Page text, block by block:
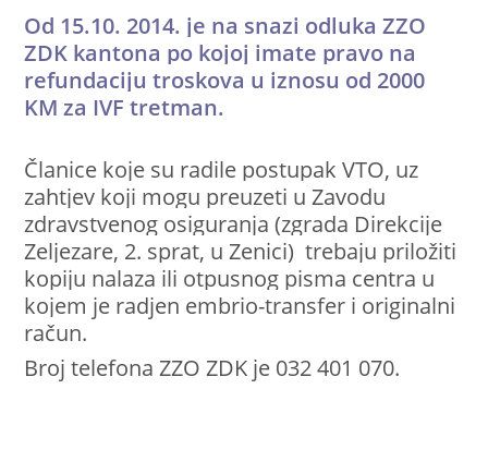
Od 15.10. 2014. je na snazi odluka ZZO
ZDK kantona po kojoj imate pravo na
refundaciju troskova u iznosu od 2000
KM za IVF tretman.
Članice koje su radile postupak VTO, uz
zahtjev koji mogu preuzeti u Zavodu
zdravstvenog osiguranja (zgrada Direkcije
Zeljezare, 2. sprat, u Zenici) trebaju priložiti
kopiju nalaza ili otpusnog pisma centra u
kojem je radjen embrio-transfer i originalni
račun.
Broj telefona ZZO ZDK je 032 401 070.